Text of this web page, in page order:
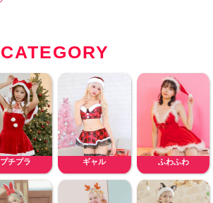
CATEGORY
プチプラ ギャル ふわふわ